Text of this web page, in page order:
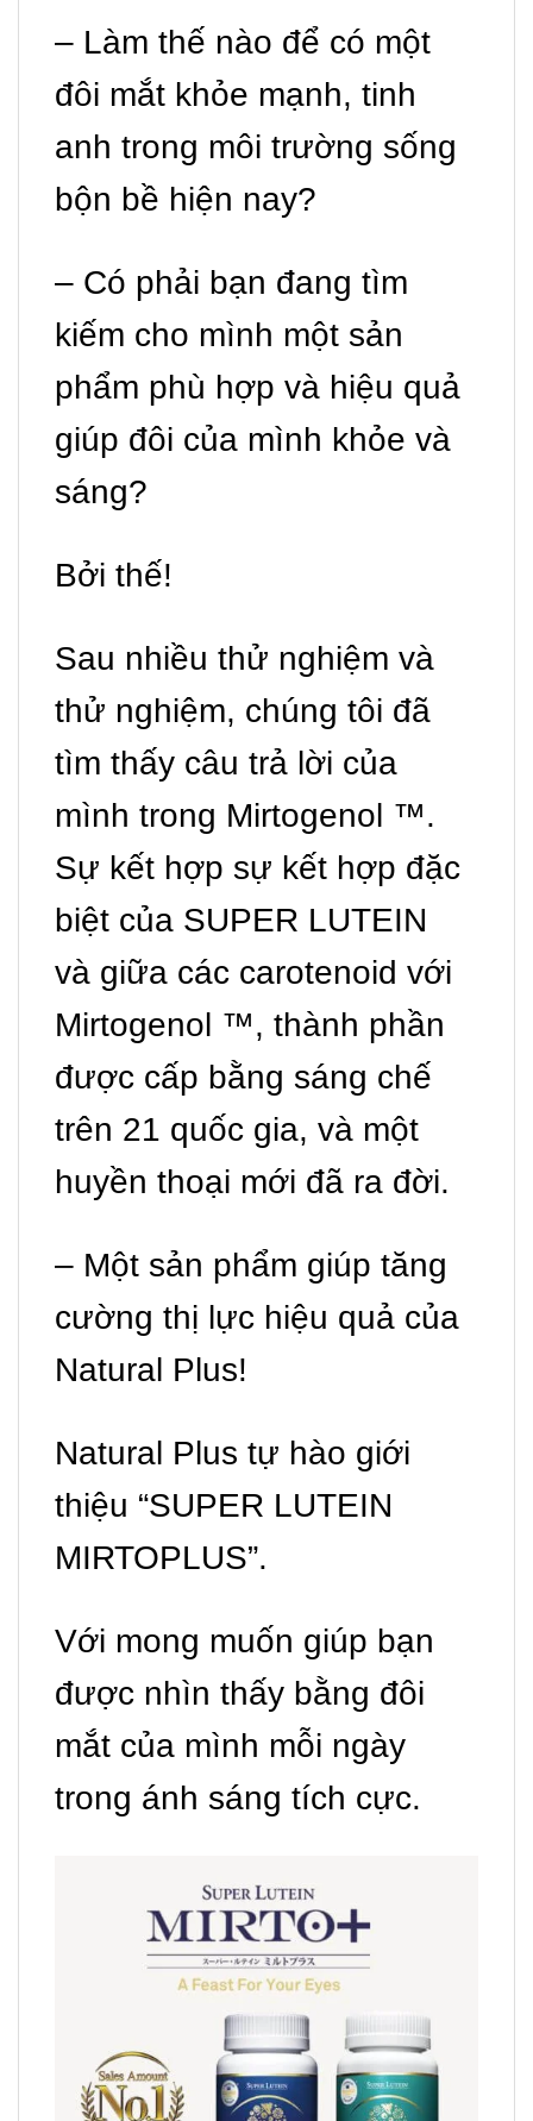
– Làm thế nào để có một
đôi mắt khỏe mạnh, tinh
anh trong môi trường sống
bộn bề hiện nay?
– Có phải bạn đang tìm
kiếm cho mình một sản
phẩm phù hợp và hiệu quả
giúp đôi của mình khỏe và
sáng?
Bởi thế!
Sau nhiều thử nghiệm và
thử nghiệm, chúng tôi đã
tìm thấy câu trả lời của
mình trong Mirtogenol ™.
Sự kết hợp sự kết hợp đặc
biệt của SUPER LUTEIN
và giữa các carotenoid với
Mirtogenol ™, thành phần
được cấp bằng sáng chế
trên 21 quốc gia, và một
huyền thoại mới đã ra đời.
– Một sản phẩm giúp tăng
cường thị lực hiệu quả của
Natural Plus!
Natural Plus tự hào giới
thiệu “SUPER LUTEIN
MIRTOPLUS”.
Với mong muốn giúp bạn
được nhìn thấy bằng đôi
mắt của mình mỗi ngày
trong ánh sáng tích cực.